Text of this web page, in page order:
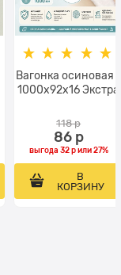
Вагонка осиновая -
1000x92x16 Экстра
118 р
86 р
выгода 32 рили27%
В
КОРЗИНУ